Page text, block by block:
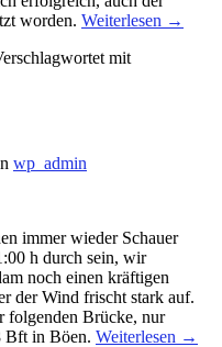
worden. Weiterlesen →
mit
wp_admin
immer wieder Schauer
h durch sein, wir
noch einen kräftigen
der Wind frischt stark auf.
folgenden Brücke, nur
Bft in Böen. Weiterlesen →